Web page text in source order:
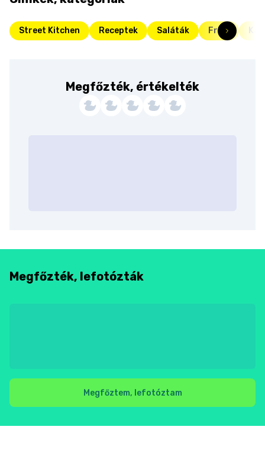
Street Kitchen Receptek Saláták Friss
Megfőzték, értékelték
Megfőzték, lefotózták
Megfőztem, lefotóztam